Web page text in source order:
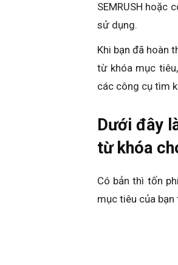
SEMRUSH
sử dụng.
Khi bạn đã hoàn
từ khóa mục
các công cụ tìm
Dưới đây
từ khóa
Có bản thì tốn
mục tiêu của bạn